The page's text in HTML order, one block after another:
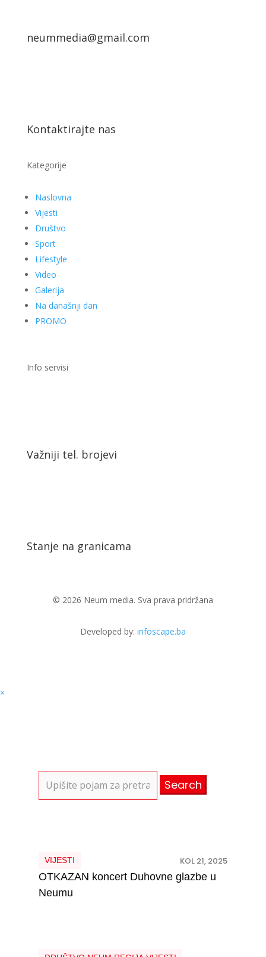
neummedia@gmail.com
Kontaktirajte nas
Kategorije
Naslovna
Vijesti
Društvo
Sport
Lifestyle
Video
Galerija
Na današnji dan
PROMO
Info servisi
Važniji tel. brojevi
Stanje na granicama
© 2026 Neum media. Sva prava pridržana
Developed by: infoscape.ba
×
for:
VIJESTI KOL 21, 2025
OTKAZAN koncert Duhovne glazbe u
Neumu